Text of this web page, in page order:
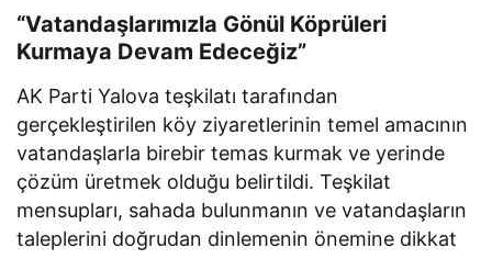
“Vatandaşlarımızla Gönül Köprüleri
Kurmaya Devam Edeceğiz”
AK Parti Yalova teşkilatı tarafından
gerçekleştirilen köy ziyaretlerinin temel amacının
vatandaşlarla birebir temas kurmak ve yerinde
çözüm üretmek olduğu belirtildi. Teşkilat
mensupları, sahada bulunmanın ve vatandaşların
taleplerini doğrudan dinlemenin önemine dikkat